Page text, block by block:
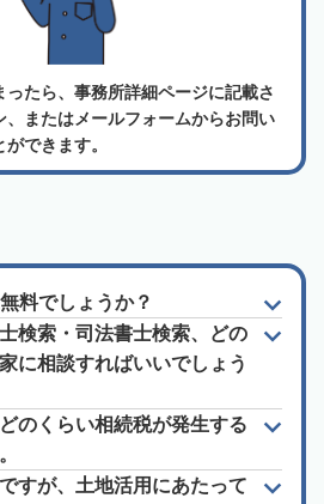
たら、事務所詳細ページに記載さ
またはメールフォームからお問い
できます。
料でしょうか？
検索・司法書士検索、どの
に相談すればいいでしょう
のくらい相続税が発生する
すが、土地活用にあたって